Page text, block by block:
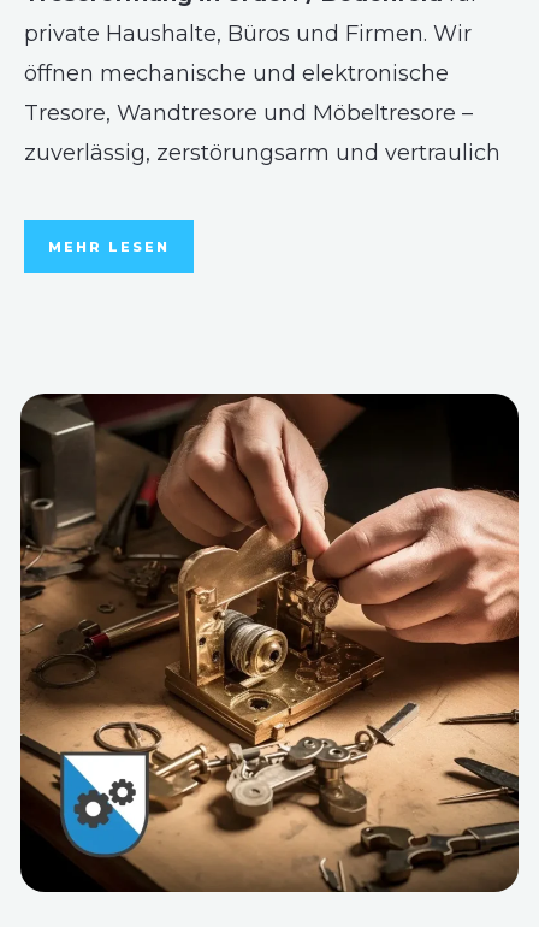
private Haushalte, Büros und Firmen. Wir
öffnen mechanische und elektronische
Tresore, Wandtresore und Möbeltresore –
zuverlässig, zerstörungsarm und vertraulich
MEHR LESEN